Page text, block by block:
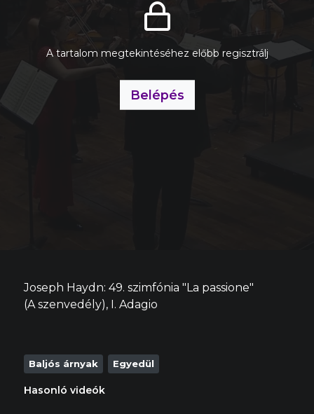
A tartalom megtekintéséhez előbb regisztrálj
Belépés
Joseph Haydn: 49. szimfónia "La passione"
(A szenvedély), I. Adagio
Baljós árnyak Egyedül
Hasonló videók